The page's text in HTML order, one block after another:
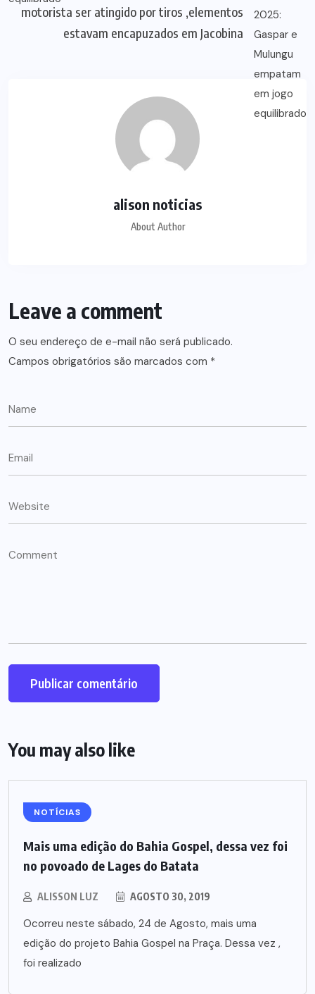
motorista ser atingido por tiros ,elementos
estavam encapuzados em Jacobina
alison noticias
About Author
Leave a comment
O seu endereço de e-mail não será publicado.
Campos obrigatórios são marcados com *
You may also like
NOTÍCIAS
Mais uma edição do Bahia Gospel, dessa vez foi
no povoado de Lages do Batata
ALISSON LUZ AGOSTO 30, 2019
Ocorreu neste sábado, 24 de Agosto, mais uma
edição do projeto Bahia Gospel na Praça. Dessa vez ,
foi realizado